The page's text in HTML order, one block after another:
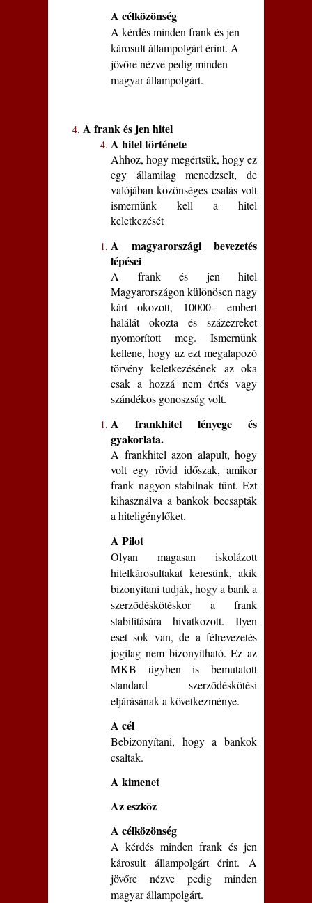
A célközönség
A kérdés minden frank és jen
károsult állampolgárt érint. A
jövőre nézve pedig minden
magyar állampolgárt.
A frank és jen hitel
A hitel története
Ahhoz, hogy megértsük, hogy ez
egy államilag menedzselt, de
valójában közönséges csalás volt
ismernünk kell a hitel
keletkezését
A magyarországi bevezetés
lépései
A frank és jen hitel
Magyarországon különösen nagy
kárt okozott, 10000+ embert
halálát okozta és százezreket
nyomorított meg. Ismernünk
kellene, hogy az ezt megalapozó
törvény keletkezésének az oka
csak a hozzá nem értés vagy
szándékos gonoszság volt.
A frankhitel lényege és
gyakorlata.
A frankhitel azon alapult, hogy
volt egy rövid időszak, amikor
frank nagyon stabilnak tűnt. Ezt
kihasználva a bankok becsapták
a hiteligénylőket.
A Pilot
Olyan magasan iskolázott
hitelkárosultakat keresünk, akik
bizonyítani tudják, hogy a bank a
szerződéskötéskor a frank
stabilitására hivatkozott. Ilyen
eset sok van, de a félrevezetés
jogilag nem bizonyítható. Ez az
MKB ügyben is bemutatott
standard szerződéskötési
eljárásának a következménye.
A cél
Bebizonyítani, hogy a bankok
csaltak.
A kimenet
Az eszköz
A célközönség
A kérdés minden frank és jen
károsult állampolgárt érint. A
jövőre nézve pedig minden
magyar állampolgárt.